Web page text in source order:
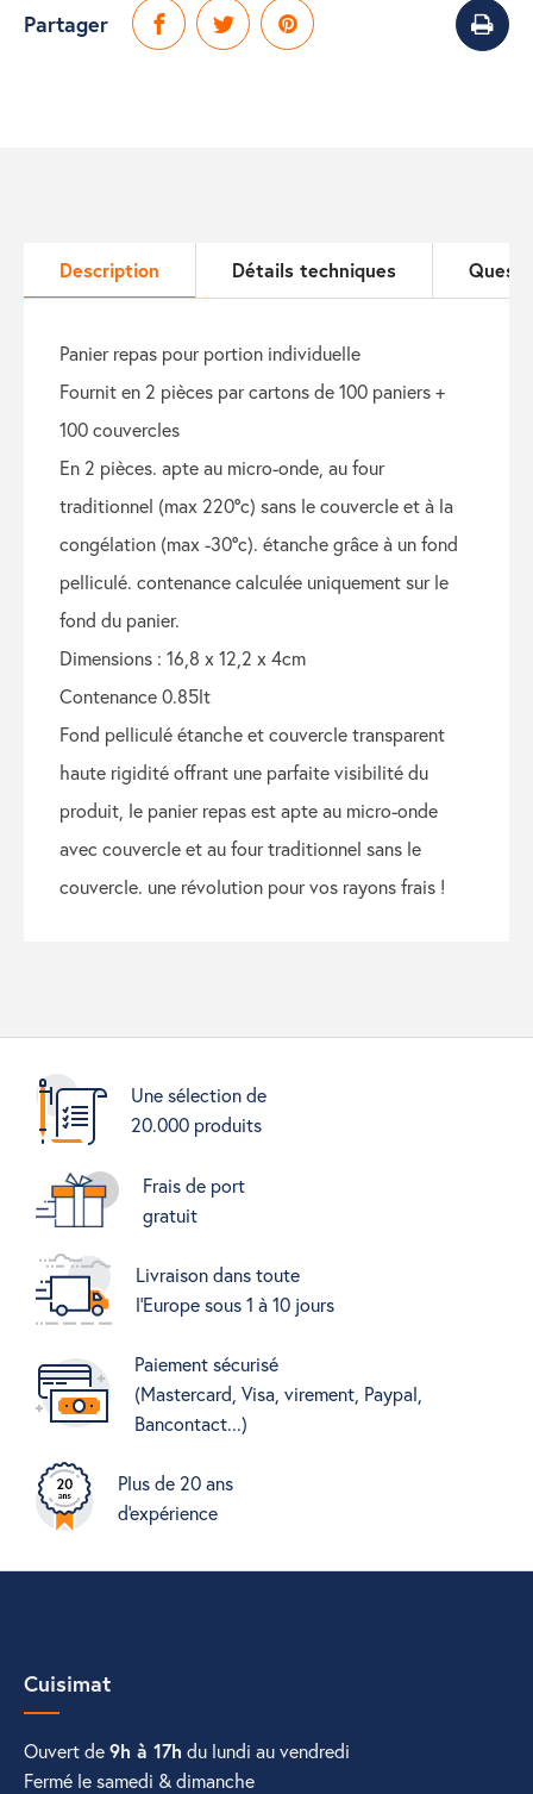
Partager
Description Détails techniques
panier repas pour portion individuelle
fournit en 2 pièces par cartons de 100 paniers +
100 couvercles
en 2 pièces. apte au micro-onde, au four
traditionnel (max 220°c) sans le couvercle et à la
congélation (max -30°c). étanche grâce à un fond
pelliculé. contenance calculée uniquement sur le
fond du panier.
dimensions : 16,8 x 12,2 x 4cm
contenance 0.85lt
fond pelliculé étanche et couvercle transparent
haute rigidité offrant une parfaite visibilité du
produit, le panier repas est apte au micro-onde
avec couvercle et au four traditionnel sans le
couvercle. une révolution pour vos rayons frais !
Une sélection de
20.000 produits
Frais de port
gratuit
Livraison dans toute
l'Europe sous 1 à 10 jours
Paiement sécurisé
(Mastercard, Visa, virement, Paypal,
Bancontact...)
Plus de 20 ans
d'expérience
Cuisimat
Ouvert de9h à 17h du lundi au vendredi
Fermé le samedi & dimanche